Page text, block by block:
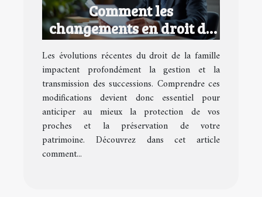
Comment les
changements en droit de
la famille affectent vos
successions ?
Les évolutions récentes du droit de la famille
impactent profondément la gestion et la
transmission des successions. Comprendre ces
modifications devient donc essentiel pour
anticiper au mieux la protection de vos
proches et la préservation de votre
patrimoine. Découvrez dans cet article
comment...